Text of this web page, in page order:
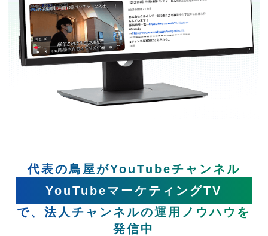
代表の鳥屋がYouTubeチャンネル
YouTubeマーケティングTV
で、法人チャンネルの運用ノウハウを
発信中